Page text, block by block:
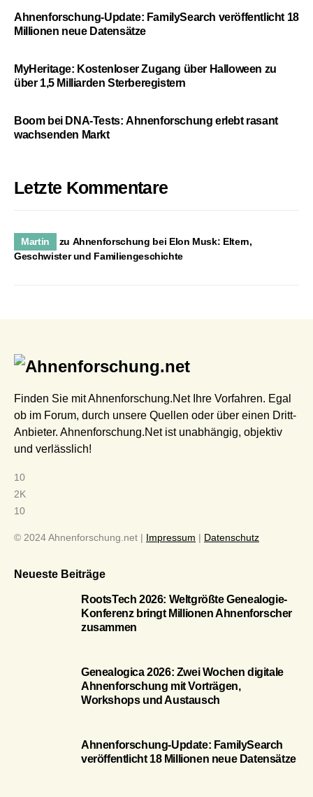
Ahnenforschung-Update: FamilySearch veröffentlicht 18
Millionen neue Datensätze
MyHeritage: Kostenloser Zugang über Halloween zu
über 1,5 Milliarden Sterberegistern
Boom bei DNA-Tests: Ahnenforschung erlebt rasant
wachsenden Markt
Letzte Kommentare
Martin zu Ahnenforschung bei Elon Musk: Eltern,
Geschwister und Familiengeschichte
Finden Sie mit Ahnenforschung.Net Ihre Vorfahren. Egal
ob im Forum, durch unsere Quellen oder über einen Dritt-
Anbieter. Ahnenforschung.Net ist unabhängig, objektiv
und verlässlich!
10
2K
10
© 2024 Ahnenforschung.net | Impressum | Datenschutz
Neueste Beiträge
RootsTech 2026: Weltgrößte Genealogie-
Konferenz bringt Millionen Ahnenforscher
zusammen
Genealogica 2026: Zwei Wochen digitale
Ahnenforschung mit Vorträgen,
Workshops und Austausch
Ahnenforschung-Update: FamilySearch
veröffentlicht 18 Millionen neue Datensätze